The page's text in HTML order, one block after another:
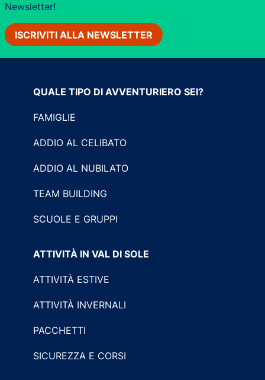
Newsletter!
ISCRIVITI ALLA NEWSLETTER
QUALE TIPO DI AVVENTURIERO SEI?
FAMIGLIE
ADDIO AL CELIBATO
ADDIO AL NUBILATO
TEAM BUILDING
SCUOLE E GRUPPI
ATTIVITÀ IN VAL DI SOLE
ATTIVITÀ ESTIVE
ATTIVITÀ INVERNALI
PACCHETTI
SICUREZZA E CORSI